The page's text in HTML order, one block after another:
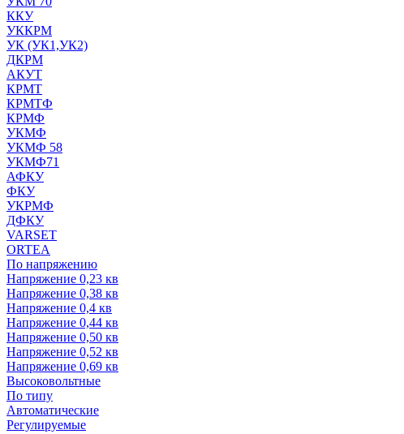
ККУ
УККРМ
УК (УК1,УК2)
ДКРМ
АКУТ
КРМТ
КРМТФ
КРМФ
УКМФ
УКМФ 58
УКМФ71
АФКУ
ФКУ
УКРМФ
ДФКУ
VARSET
ORTEA
По напряжению
Напряжение 0,23 кв
Напряжение 0,38 кв
Напряжение 0,4 кв
Напряжение 0,44 кв
Напряжение 0,50 кв
Напряжение 0,52 кв
Напряжение 0,69 кв
Высоковольтные
По типу
Автоматические
Регулируемые